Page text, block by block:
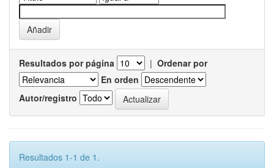
Resultados por página | Ordenar por
En orden
Autor/registro
Resultados 1-1 de 1.